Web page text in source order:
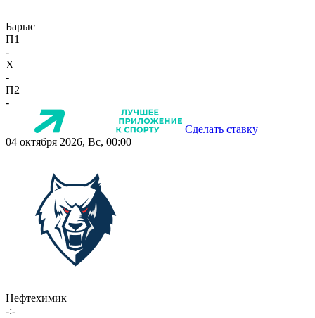
Барыс
П1
-
X
-
П2
-
Сделать ставку
04 октября 2026, Вс, 00:00
Нефтехимик
-:-